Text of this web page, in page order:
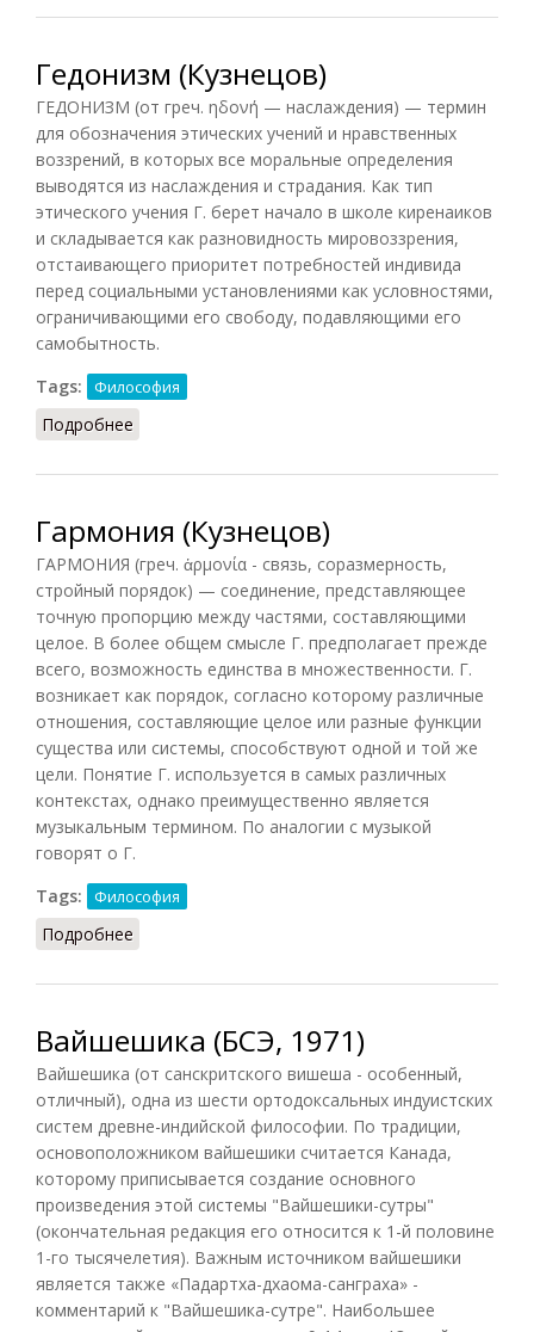
Гедонизм (Кузнецов)
ГЕДОНИЗМ (от греч. ηδονή — наслаждения) — термин
для обозначения этических учений и нравственных
воззрений, в которых все моральные определения
выводятся из наслаждения и страдания. Как тип
этического учения Г. берет начало в школе киренаиков
и складывается как разновидность мировоззрения,
отстаивающего приоритет потребностей индивида
перед социальными установлениями как условностями,
ограничивающими его свободу, подавляющими его
самобытность.
Tags:
Философия
Подробнее
Гармония (Кузнецов)
ГАРМОНИЯ (греч. ἁρμονία - связь, соразмерность,
стройный порядок) — соединение, представляющее
точную пропорцию между частями, составляющими
целое. В более общем смысле Г. предполагает прежде
всего, возможность единства в множественности. Г.
возникает как порядок, согласно которому различные
отношения, составляющие целое или разные функции
существа или системы, способствуют одной и той же
цели. Понятие Г. используется в самых различных
контекстах, однако преимущественно является
музыкальным термином. По аналогии с музыкой
говорят о Г.
Tags:
Философия
Подробнее
Вайшешика (БСЭ, 1971)
Вайшешика (от санскритского вишеша - особенный,
отличный), одна из шести ортодоксальных индуистских
систем древне-индийской философии. По традиции,
основоположником вайшешики считается Канада,
которому приписывается создание основного
произведения этой системы "Вайшешики-сутры"
(окончательная редакция его относится к 1-й половине
1-го тысячелетия). Важным источником вайшешики
является также «Падартха-дхаома-санграха» -
комментарий к "Вайшешика-сутре". Наибольшее